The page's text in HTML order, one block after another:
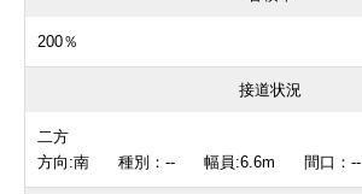
200％
接道状況
二方
方向:南 種別：-- 幅員:6.6m 間口：--